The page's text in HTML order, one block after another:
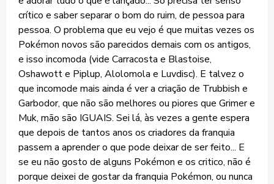
crítico e saber separar o bom do ruim, de pessoa para
pessoa. O problema que eu vejo é que muitas vezes os
Pokémon novos são parecidos demais com os antigos,
e isso incomoda (vide Carracosta e Blastoise,
Oshawott e Piplup, Alolomola e Luvdisc). E talvez o
que incomode mais ainda é ver a criação de Trubbish e
Garbodor, que não são melhores ou piores que Grimer e
Muk, mão são IGUAIS. Sei lá, às vezes a gente espera
que depois de tantos anos os criadores da franquia
passem a aprender o que pode deixar de ser feito... E
se eu não gosto de alguns Pokémon e os critico, não é
porque deixei de gostar da franquia Pokémon, ou nunca